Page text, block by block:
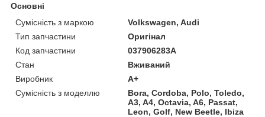
Основні
Сумісність з маркою
Volkswagen, Audi
Тип запчастини
Оригінал
Код запчастини
037906283A
Стан
Вживаний
Виробник
A+
Сумісність з моделлю
Bora, Cordoba, Polo, Toledo,
A3, A4, Octavia, A6, Passat,
Leon, Golf, New Beetle, Ibiza